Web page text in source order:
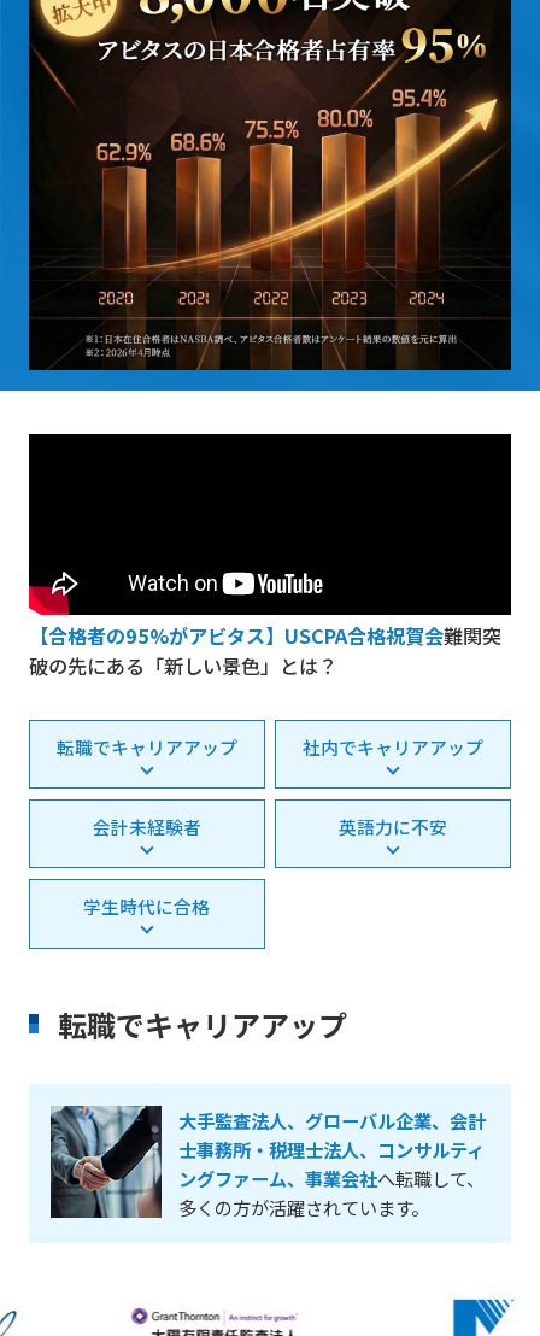
【合格者の95%がアビタス】USCPA合格祝賀会難関突
破の先にある「新しい景色」とは？
転職でキャリアアップ 社内でキャリアアップ
会計未経験者 英語力に不安
学生時代に合格
転職でキャリアアップ
大手監査法人、グローバル企業、会計
士事務所・税理士法人、コンサルティ
ングファーム、事業会社へ転職して、
多くの方が活躍されています。